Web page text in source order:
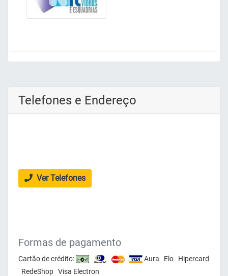
Telefones e Endereço
Ver Telefones
Formas de pagamento
Cartão de crédito:
Aura Elo Hipercard
RedeShop Visa Electron